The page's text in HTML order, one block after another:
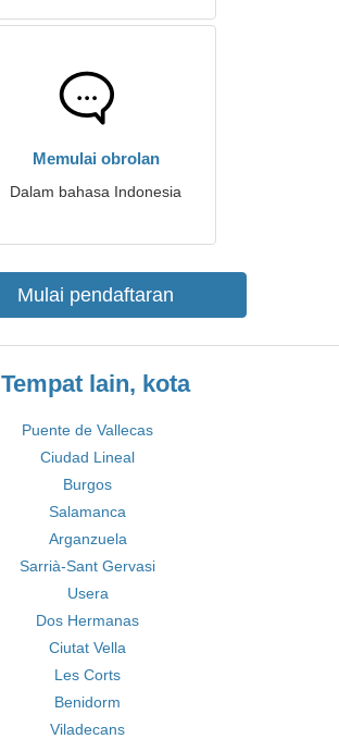
Memulai obrolan
Dalam bahasa Indonesia
Mulai pendaftaran
Tempat lain, kota
Puente de Vallecas
Ciudad Lineal
Burgos
Salamanca
Arganzuela
Sarrià-Sant Gervasi
Usera
Dos Hermanas
Ciutat Vella
Les Corts
Benidorm
Viladecans